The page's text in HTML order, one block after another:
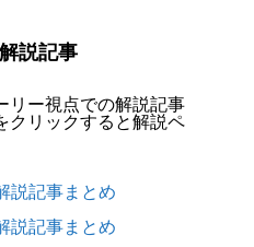
説記事
リー視点での解説記事
クリックすると解説ペ
説記事まとめ
説記事まとめ